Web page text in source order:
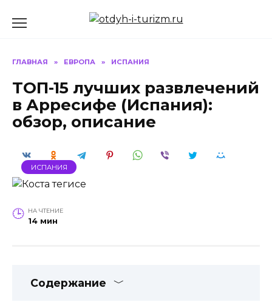
ГЛАВНАЯ » ЕВРОПА » ИСПАНИЯ
ТОП-15 лучших развлечений
в Арресифе (Испания):
обзор, описание
ИСПАНИЯ
НА ЧТЕНИЕ
14 мин
Содержание